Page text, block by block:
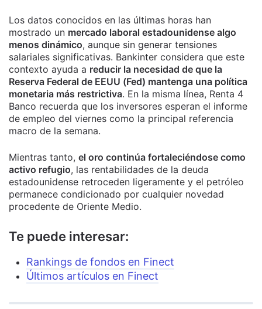
Los datos conocidos en las últimas horas han
mostrado un mercado laboral estadounidense algo
menos dinámico, aunque sin generar tensiones
salariales significativas. Bankinter considera que este
contexto ayuda a reducir la necesidad de que la
Reserva Federal de EEUU (Fed) mantenga una política
monetaria más restrictiva. En la misma línea, Renta 4
Banco recuerda que los inversores esperan el informe
de empleo del viernes como la principal referencia
macro de la semana.
Mientras tanto, el oro continúa fortaleciéndose como
activo refugio, las rentabilidades de la deuda
estadounidense retroceden ligeramente y el petróleo
permanece condicionado por cualquier novedad
procedente de Oriente Medio.
Te puede interesar:
Rankings de fondos en Finect
Últimos artículos en Finect